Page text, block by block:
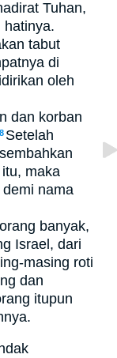
Tuhan,
hatinya.
tabut
di
oleh
dan korban
Setelah
maka
nama
banyak,
Israel, dari
masing roti
dan
itupun